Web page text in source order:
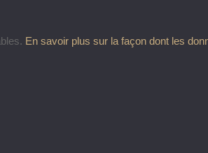
En savoir plus sur la façon dont les